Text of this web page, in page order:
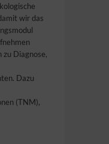
wir das
zu Diagnose,
Dazu
(TNM),